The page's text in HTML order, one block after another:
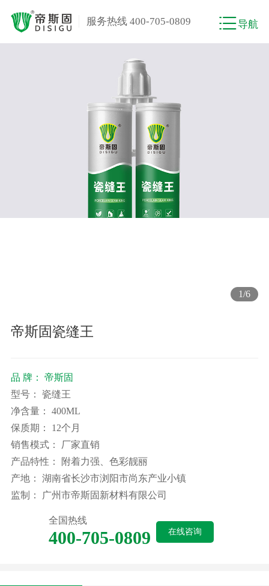
服务热线 400-705-0809 导航
1/6
帝斯固瓷缝王
品 牌：
帝斯固
型号：
瓷缝王
净含量：
400ML
保质期：
12个月
销售模式：
厂家直销
产品特性：
附着力强、色彩靓丽
产地：
湖南省长沙市浏阳市尚东产业小镇
监制：
广州市帝斯固新材料有限公司
全国热线
400-705-0809 在线咨询